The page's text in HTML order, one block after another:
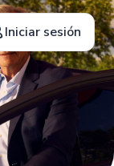
Iniciar sesión